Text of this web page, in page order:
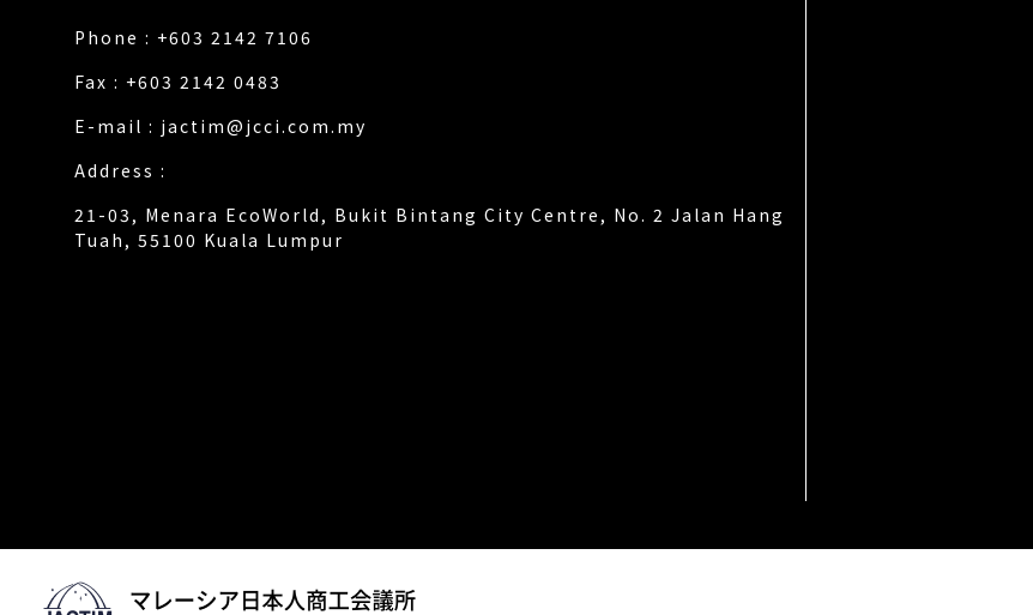
Phone : +603 2142 7106
Fax : +603 2142 0483
E-mail : jactim@jcci.com.my
Address :
21-03, Menara EcoWorld, Bukit Bintang City Centre, No. 2 Jalan Hang
Tuah, 55100 Kuala Lumpur